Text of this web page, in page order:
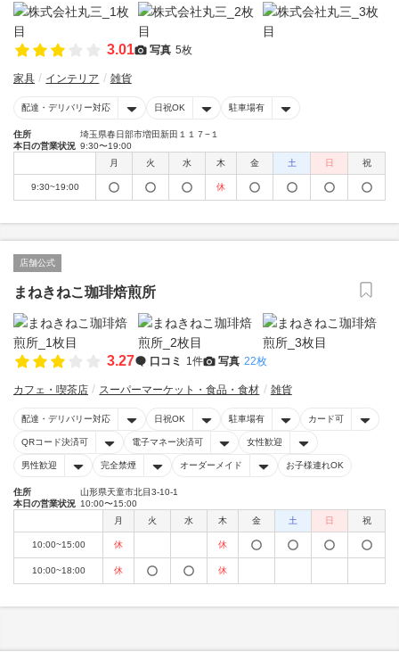
3.01 写真 5枚
家具 インテリア 雑貨
配達・デリバリー対応 日祝OK 駐車場有
住所
埼玉県春日部市増田新田１１７−１
本日の営業状況 9:30〜19:00
月
火 水 木 金 土 日 祝
9:30~19:00 休
店舗公式
まねきねこ珈琲焙煎所
3.27 口コミ 1件 写真 22枚
カフェ・喫茶店 スーパーマーケット・食品・食材 雑貨
配達・デリバリー対応 日祝OK 駐車場有 カード可
QRコード決済可 電子マネー決済可 女性歓迎
男性歓迎 完全禁煙 オーダーメイド お子様連れOK
住所
山形県天童市北目3-10-1
本日の営業状況 10:00〜15:00
月
火 水 木 金 土 日 祝
10:00~15:00 休 休
10:00~18:00 休 休